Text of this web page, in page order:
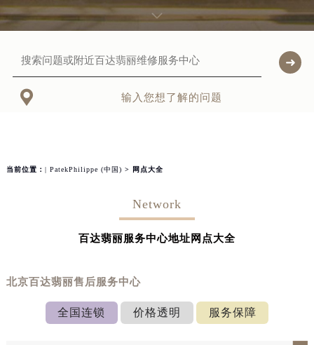
 输入您想了解的问题
当前位置： | PatekPhilippe (中国) > 网点大全
Network
百达翡丽服务中心地址网点大全
北京百达翡丽售后服务中心
全国连锁 价格透明 服务保障